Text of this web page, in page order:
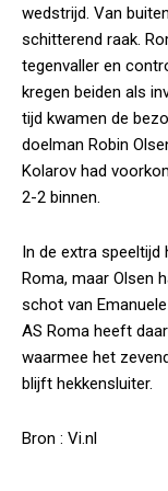
wedstrijd. Van
schitterend raak.
tegenvaller en
kregen beiden als
tijd kwamen de
doelman Robin
Kolarov had
2-2 binnen.
In de extra speeltijd
Roma, maar Olsen
schot van
AS Roma heeft
waarmee het
blijft hekkensluiter.
Bron : Vi.nl